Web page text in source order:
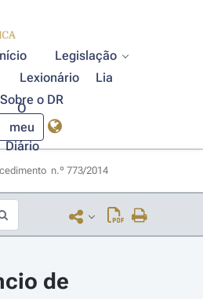
Legislação
Lexionário
Lia
Sobre o DR
O
meu
Diário
n.º 773/2014
de